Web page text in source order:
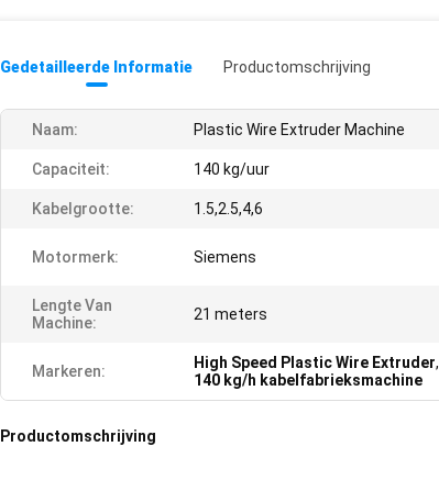
Gedetailleerde Informatie Productomschrijving
Naam: Plastic Wire Extruder Machine
Capaciteit: 140 kg/uur
Kabelgrootte: 1.5,2.5,4,6
Motormerk: Siemens
Lengte Van
Machine:
21 meters
Markeren: High Speed Plastic Wire Extruder,
140 kg/h kabelfabrieksmachine
Productomschrijving